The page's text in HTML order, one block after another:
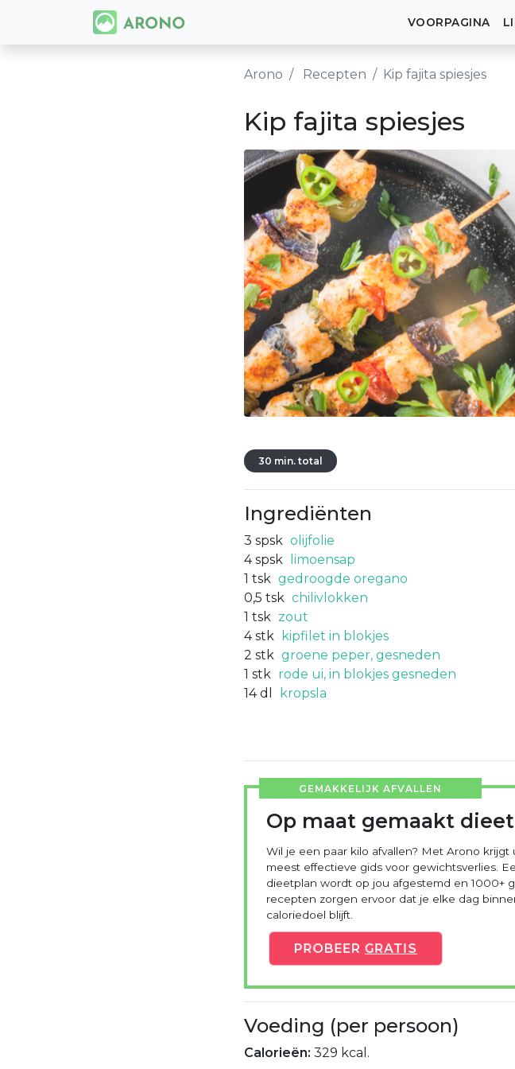
VOORPAGINA
Arono Recepten Kip fajita spiesjes
Kip fajita spiesjes
30 min. total
Ingrediënten
3 spsk olijfolie
4 spsk
limoensap
1 tsk gedroogde oregano
0,5 tsk chilivlokken
1 tsk zout
4 stk
kipfilet in blokjes
2 stk groene peper, gesneden
1 stk rode ui, in blokjes gesneden
14 dl kropsla
GEMAKKELIJK AFVALLEN
Op maat gemaakt
Wil je een paar kilo afvallen? Met Arono krijgt
meest effectieve gids voor gewichtsverlies.
dieetplan wordt op jou afgestemd en 1000+
recepten zorgen ervoor dat je elke dag
caloriedoel blijft.
PROBEER GRATIS
Voeding (per persoon)
Calorieën: 329 kcal.